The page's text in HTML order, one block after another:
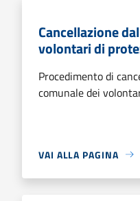
Cancellazione
volontari di
Procedimento di
comunale dei
VAI ALLA PAGINA